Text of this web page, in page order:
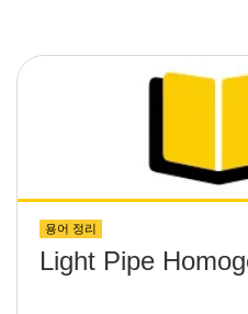
용어 정리
Light Pipe